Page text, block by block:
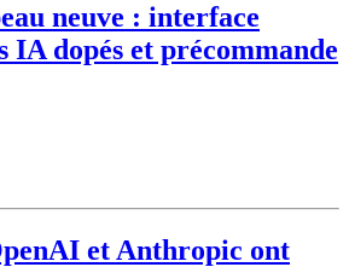
neuve : interface
IA dopés et précommande
et Anthropic ont